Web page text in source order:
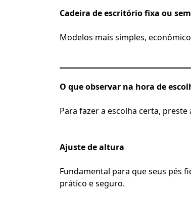
Cadeira de escritório fixa ou
Modelos mais simples,
O que observar na hora de
Para fazer a escolha certa,
Ajuste de altura
Fundamental para que seus pés
prático e seguro.